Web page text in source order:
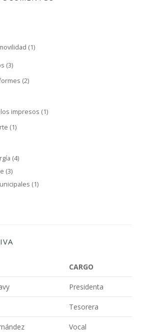
(1)
(3)
(2)
impresos (1)
(1)
(4)
(3)
(1)
CARGO
Presidenta
Tesorera
Vocal